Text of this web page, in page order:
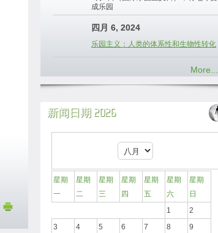
成乐园
四月 6, 2024
乐园主义：人类的体系性和生物性转化
More...
新闻日期 2026
星期
一
星期
二
星期
三
星期
四
星期
五
星期
六
星期
日
1
2
3
4 5 6 7 8
9